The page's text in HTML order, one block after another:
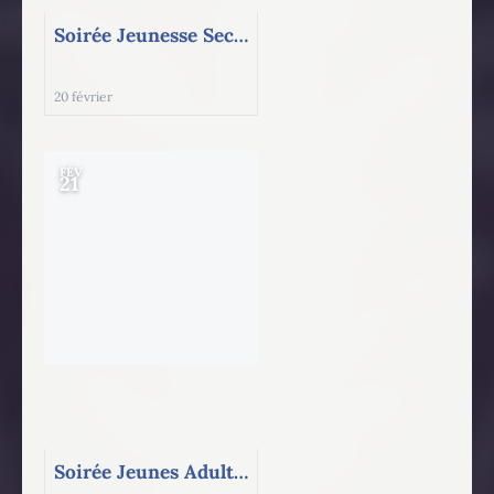
Soirée Jeunesse Sec 4-5 Cégep
20 février
FÉV
21
Soirée Jeunes Adultes (18-35ans)